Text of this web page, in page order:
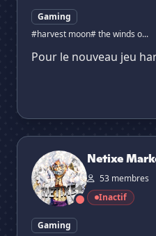
Gaming
#harvest moon# the winds o...
Pour le nouveau jeu
Netixe Market
Netixe
53 membres
Inactif
Gaming